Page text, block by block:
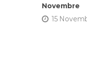
Novembre
15